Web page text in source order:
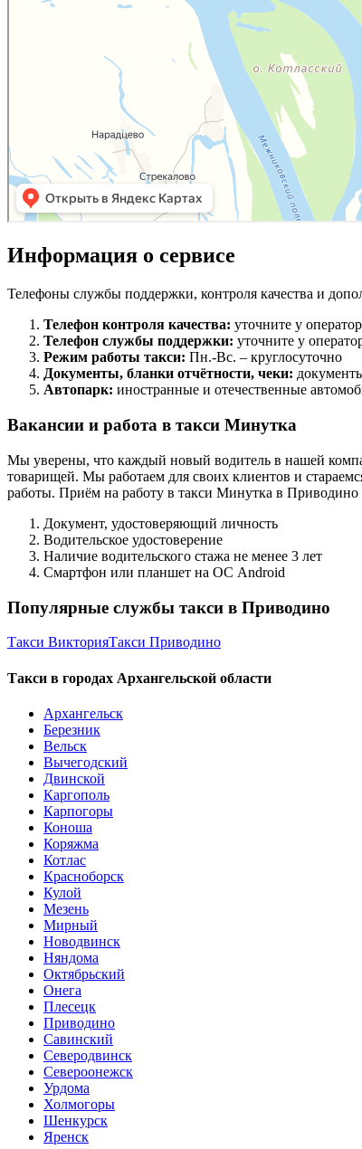
Информация о сервисе
Телефоны службы поддержки, контроля качества и
Телефон контроля качества: уточните у
Телефон службы поддержки: уточните у
Режим работы такси: Пн.-Вс. – круглосуточно
Документы, бланки отчётности, чеки:
Автопарк: иностранные и отечественные
Вакансии и работа в такси Минутка
Мы уверены, что каждый новый водитель в нашей
товарищей. Мы работаем для своих клиентов и
работы. Приём на работу в такси Минутка в
Документ, удостоверяющий личность
Водительское удостоверение
Наличие водительского стажа не менее 3 лет
Смартфон или планшет на ОС Android
Популярные службы такси в Приводино
Такси ВикторияТакси Приводино
Такси в городах Архангельской области
Архангельск
Березник
Вельск
Вычегодский
Двинской
Каргополь
Карпогоры
Коноша
Коряжма
Котлас
Красноборск
Кулой
Мезень
Мирный
Новодвинск
Няндома
Октябрьский
Онега
Плесецк
Приводино
Савинский
Северодвинск
Североонежск
Урдома
Холмогоры
Шенкурск
Яренск